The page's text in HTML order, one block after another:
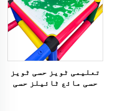
تعلیمی ٹویز حسی ٹویز
حسی مائع ٹائیلز حسی